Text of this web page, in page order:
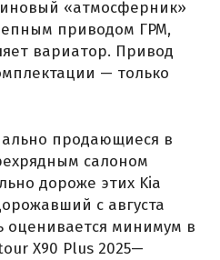
«атмосферник»
приводом ГРМ,
вариатор. Привод
— только
продающиеся в
салоном
дороже этих Kia
с августа
оценивается минимум в
X90 Plus 2025—